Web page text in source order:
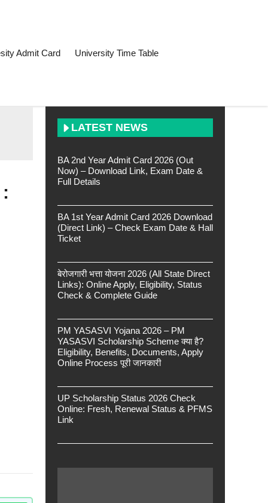
Admit Card University Time Table
LATEST NEWS
BA 2nd Year Admit Card 2026 (Out
Now) – Download Link, Exam Date &
Full Details
BA 1st Year Admit Card 2026 Download
(Direct Link) – Check Exam Date & Hall
Ticket
बेरोजगारी भत्ता योजना 2026 (All State Direct
Links): Online Apply, Eligibility, Status
Check & Complete Guide
PM YASASVI Yojana 2026 – PM
YASASVI Scholarship Scheme क्या है?
Eligibility, Benefits, Documents, Apply
Online Process पूरी जानकारी
UP Scholarship Status 2026 Check
Online: Fresh, Renewal Status & PFMS
Link